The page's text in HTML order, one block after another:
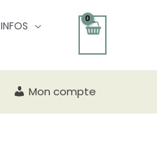
INFOS
Mon compte